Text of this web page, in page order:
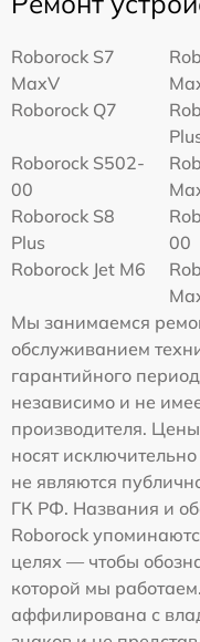
Roborock S7
MaxV
Roborock Q7
Roborock S502-
00
Roborock S8
Plus
00
Roborock Jet M6
Мы занимаемся
обслуживанием
гарантийного
независимо и не
производителя.
носят
не являются
ГК РФ. Названия и
Roborock
целях — чтобы
которой мы
аффилирована с